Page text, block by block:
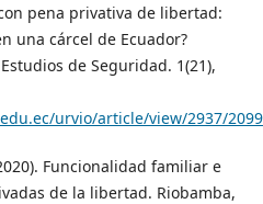
pena privativa de libertad:
una cárcel de Ecuador?
de Seguridad. 1(21),
urvio/article/view/2937/2099
Funcionalidad familiar e
de la libertad. Riobamba,